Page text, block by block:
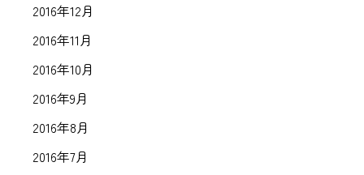
2016年12月
2016年11月
2016年10月
2016年9月
2016年8月
2016年7月